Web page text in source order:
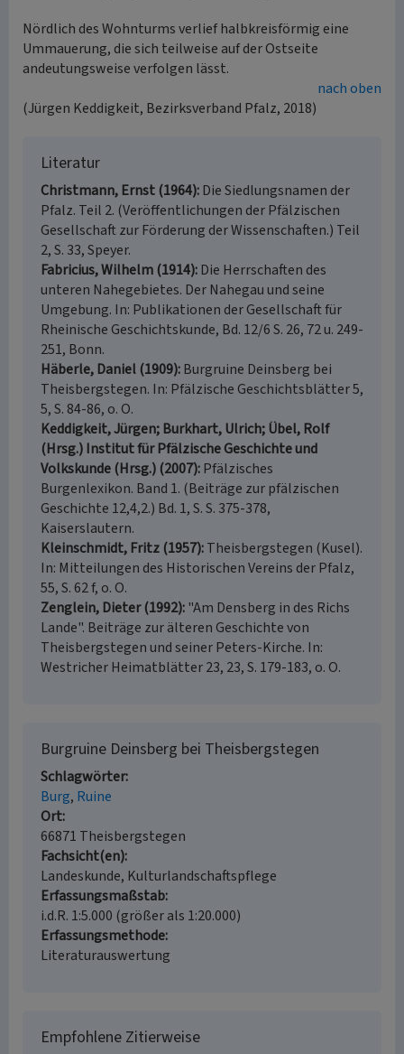
Nördlich des Wohnturms verlief halbkreisförmig eine
Ummauerung, die sich teilweise auf der Ostseite
andeutungsweise verfolgen lässt.
nach oben
(Jürgen Keddigkeit, Bezirksverband Pfalz, 2018)
Literatur
Christmann, Ernst (1964) Die Siedlungsnamen der
Pfalz. Teil 2. (Veröffentlichungen der Pfälzischen
Gesellschaft zur Förderung der Wissenschaften.) Teil
2, S. 33, Speyer.
Fabricius, Wilhelm (1914) Die Herrschaften des
unteren Nahegebietes. Der Nahegau und seine
Umgebung. In: Publikationen der Gesellschaft für
Rheinische Geschichtskunde, Bd. 12/6 S. 26, 72 u. 249-
251, Bonn.
Häberle, Daniel (1909) Burgruine Deinsberg bei
Theisbergstegen. In: Pfälzische Geschichtsblätter 5,
5, S. 84-86, o. O.
Keddigkeit, Jürgen; Burkhart, Ulrich; Übel, Rolf
(Hrsg.) Institut für Pfälzische Geschichte und
Volkskunde (Hrsg.) (2007) Pfälzisches
Burgenlexikon. Band 1. (Beiträge zur pfälzischen
Geschichte 12,4,2.) Bd. 1, S. S. 375-378,
Kaiserslautern.
Kleinschmidt, Fritz (1957) Theisbergstegen (Kusel).
In: Mitteilungen des Historischen Vereins der Pfalz,
55, S. 62 f, o. O.
Zenglein, Dieter (1992) "Am Densberg in des Richs
Lande". Beiträge zur älteren Geschichte von
Theisbergstegen und seiner Peters-Kirche. In:
Westricher Heimatblätter 23, 23, S. 179-183, o. O.
Burgruine Deinsberg bei Theisbergstegen
Schlagwörter
Burg Ruine
Ort
66871 Theisbergstegen
Fachsicht(en)
Landeskunde, Kulturlandschaftspflege
Erfassungsmaßstab
i.d.R. 1:5.000 (größer als 1:20.000)
Erfassungsmethode
Literaturauswertung
Empfohlene Zitierweise